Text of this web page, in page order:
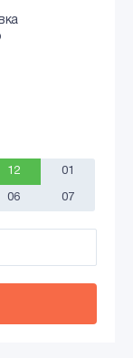
12 01
06 07